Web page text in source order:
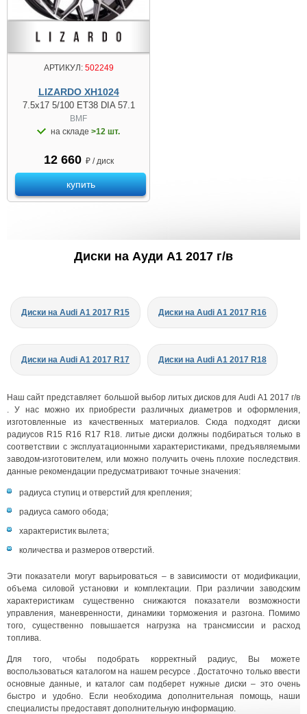
АРТИКУЛ:502249
LIZARDO XH1024
7.5x17 5/100 ET38 DIA 57.1
BMF
на складе >12 шт.
12 660 ₽ / диск
купить
Диски на Ауди A1 2017 г/в
Диски на Audi A1 2017 R15 Диски на Audi A1 2017 R16
Диски на Audi A1 2017 R17 Диски на Audi A1 2017 R18
Наш сайт представляет большой выбор литых дисков для Audi A1 2017 г/в
. У нас можно их приобрести различных диаметров и оформления,
изготовленные из качественных материалов. Сюда подходят диски
радиусов R15 R16 R17 R18. литые диски должны подбираться только в
соответствии с эксплуатационными характеристиками, предъявляемыми
заводом-изготовителем, или можно получить очень плохие последствия.
данные рекомендации предусматривают точные значения:
радиуса ступиц и отверстий для крепления;
радиуса самого обода;
характеристик вылета;
количества и размеров отверстий.
Эти показатели могут варьироваться – в зависимости от модификации,
объема силовой установки и комплектации. При различии заводским
характеристикам существенно снижаются показатели возможности
управления, маневренности, динамики торможения и разгона. Помимо
того, существенно повышается нагрузка на трансмиссии и расход
топлива.
Для того, чтобы подобрать корректный радиус, Вы можете
воспользоваться каталогом на нашем ресурсе . Достаточно только ввести
основные данные, и каталог сам подберет нужные диски – это очень
быстро и удобно. Если необходима дополнительная помощь, наши
специалисты предоставят дополнительную информацию.